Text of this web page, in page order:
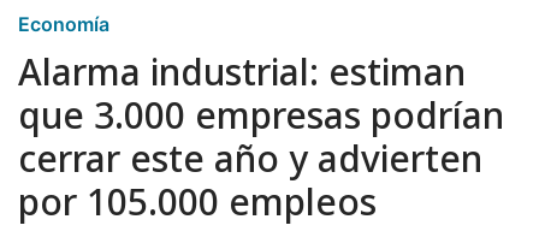
Economía
Alarma industrial: estiman
que 3.000 empresas podrían
cerrar este año y advierten
por 105.000 empleos